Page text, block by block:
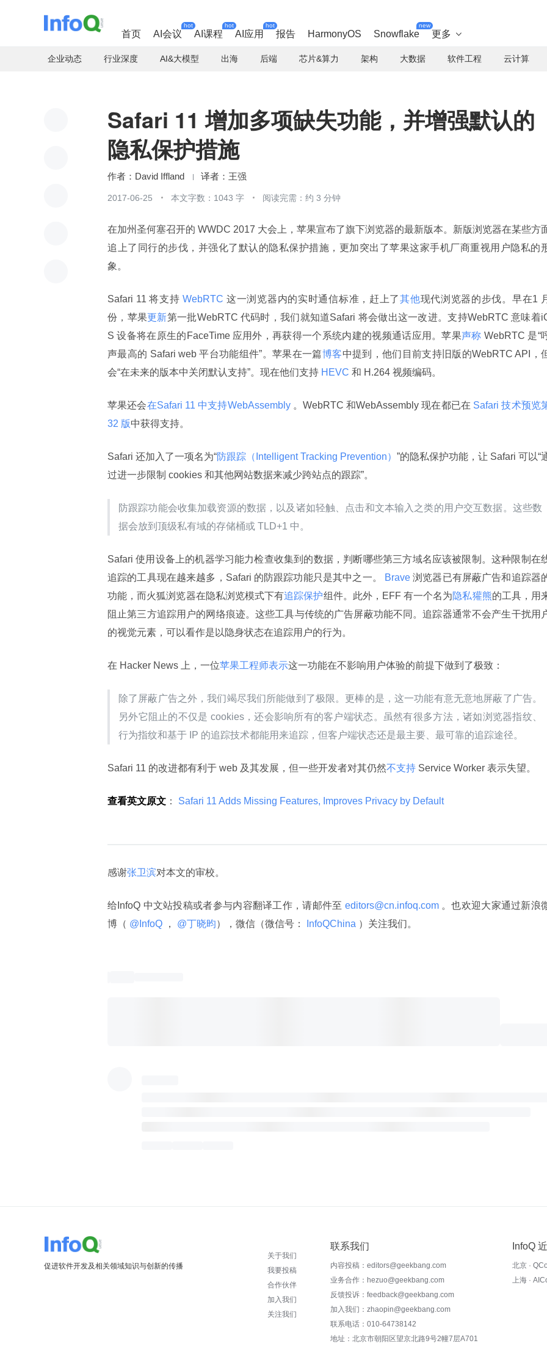
首页 AI会议
hot
AI课程
hot
AI应用
hot
报告 HarmonyOS Snowflake
new
更多 
企业动态 行业深度 AI&大模型 出海 后端 芯片&算力 架构 大数据 软件工程 云计算
Safari 11 增加多项缺失功能，并增强默认的
隐私保护措施
David Iffland 王强
2017-06-25 本文字数：1043 字 阅读完需：约 3 分钟
在加州圣何塞召开的 WWDC 2017 大会上，苹果宣布了旗下浏览器的最新版本。新版浏览器在某些方
追上了同行的步伐，并强化了默认的隐私保护措施，更加突出了苹果这家手机厂商重视用户隐私的
象。
Safari 11 将支持 WebRTC 这一浏览器内的实时通信标准，赶上了其他现代浏览器的步伐。早在1
份，苹果更新第一批WebRTC 代码时，我们就知道Safari 将会做出这一改进。支持WebRTC 意味着
S 设备将在原生的FaceTime 应用外，再获得一个系统内建的视频通话应用。苹果声称 WebRTC 是“
声最高的 Safari web 平台功能组件”。苹果在一篇博客中提到，他们目前支持旧版的WebRTC API，
会“在未来的版本中关闭默认支持”。现在他们支持 HEVC 和 H.264 视频编码。
苹果还会在Safari 11 中支持WebAssembly 。WebRTC 和WebAssembly 现在都已在 Safari 技术预览
32 版中获得支持。
Safari 还加入了一项名为“防跟踪（Intelligent Tracking Prevention） ”的隐私保护功能，让 Safari 可以“
过进一步限制 cookies 和其他网站数据来减少跨站点的跟踪”。
防跟踪功能会收集加载资源的数据，以及诸如轻触、点击和文本输入之类的用户交互数据。这些数
据会放到顶级私有域的存储桶或 TLD+1 中。
Safari 使用设备上的机器学习能力检查收集到的数据，判断哪些第三方域名应该被限制。这种限制在
追踪的工具现在越来越多，Safari 的防跟踪功能只是其中之一。
Brave 浏览器已有屏蔽广告和追踪器
功能，而火狐浏览器在隐私浏览模式下有追踪保护组件。此外，EFF 有一个名为隐私獾熊的工具，用
阻止第三方追踪用户的网络痕迹。这些工具与传统的广告屏蔽功能不同。追踪器通常不会产生干扰用
的视觉元素，可以看作是以隐身状态在追踪用户的行为。
在 Hacker News 上，一位苹果工程师表示这一功能在不影响用户体验的前提下做到了极致：
除了屏蔽广告之外，我们竭尽我们所能做到了极限。更棒的是，这一功能有意无意地屏蔽了广告。
另外它阻止的不仅是 cookies，还会影响所有的客户端状态。虽然有很多方法，诸如浏览器指纹、
行为指纹和基于 IP 的追踪技术都能用来追踪，但客户端状态还是最主要、最可靠的追踪途径。
Safari 11 的改进都有利于 web 及其发展，但一些开发者对其仍然不支持 Service Worker 表示失望。
查看英文原文 ： Safari 11 Adds Missing Features, Improves Privacy by Default
感谢张卫滨对本文的审校。
给InfoQ 中文站投稿或者参与内容翻译工作，请邮件至 editors@cn.infoq.com 。也欢迎大家通过新浪
博（ @InfoQ ， @丁晓昀），微信（微信号： InfoQChina ）关注我们。
促进软件开发及相关领域知识与创新的传播
关于我们
我要投稿
合作伙伴
加入我们
关注我们
联系我们
内容投稿：editors@geekbang.com
业务合作：hezuo@geekbang.com
反馈投诉：feedback@geekbang.com
加入我们：zhaopin@geekbang.com
联系电话：010-64738142
地址：北京市朝阳区望京北路9号2幢7层A701
InfoQ
北京 ·
上海 ·